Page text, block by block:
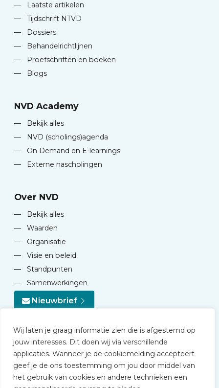
Wij laten je graag informatie zien die is afgestemd op
jouw interesses. Dit doen wij via verschillende
applicaties. Wanneer je de cookiemelding accepteert
geef je de ons toestemming om jou door middel van
het gebruik van cookies en andere technieken een
—
Laatste artikelen
—
Tijdschrift NTVD
—
Dossiers
—
Behandelrichtlijnen
—
Proefschriften en boeken
—
Blogs
NVD Academy
—
Bekijk alles
—
NVD (scholings)agenda
—
On Demand en E-learnings
—
Externe nascholingen
Over NVD
—
Bekijk alles
—
Waarden
—
Organisatie
—
Visie en beleid
—
Standpunten
—
Samenwerkingen
Nieuwbrief
© 2026 NVD
Privacy statement